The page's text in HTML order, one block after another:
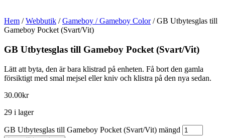
Hem /Webbutik /Gameboy / Gameboy Color/ GB Utbytesglas till
Gameboy Pocket (Svart/Vit)
GB Utbytesglas till Gameboy Pocket (Svart/Vit)
Lätt att byta, den är bara klistrad på enheten. Få bort den gamla
försiktigt med smal mejsel eller kniv och klistra på den nya sedan.
30.00kr
29 i lager
GB Utbytesglas till Gameboy Pocket (Svart/Vit) mängd